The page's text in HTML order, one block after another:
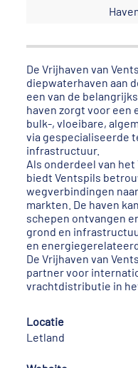
De Vrijhaven van
diepwaterhaven aan
een van de
haven zorgt voor een
bulk-, vloeibare,
via gespecialiseerde
infrastructuur.
Als onderdeel van
biedt Ventspils
wegverbindingen
markten. De haven
schepen ontvangen
grond en
en
De Vrijhaven van
partner voor
vrachtdistributie in
Locatie
Letland